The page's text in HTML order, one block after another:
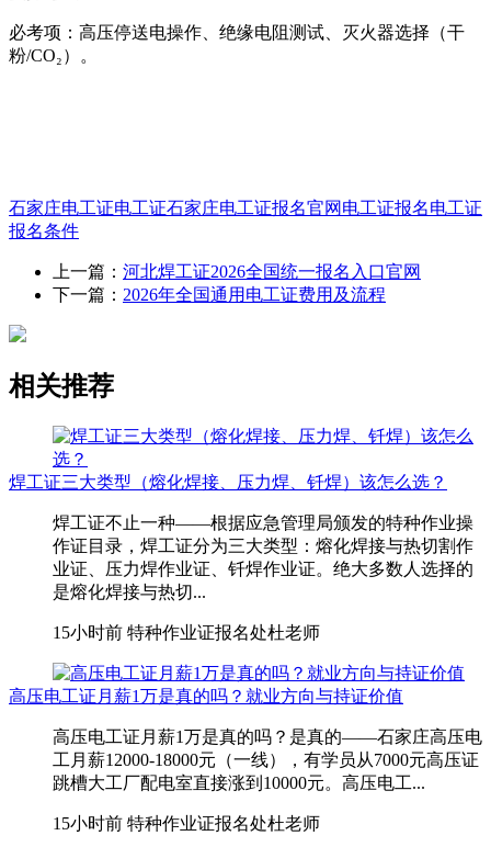
必考项：高压停送电操作、绝缘电阻测试、灭火器选择（干
粉/CO₂）。
石家庄电工证电工证石家庄电工证报名官网 电工证报名电工证
报名条件
上一篇： 河北焊工证2026全国统一报名入口官网
下一篇： 2026年全国通用电工证费用及流程
相关推荐
焊工证三大类型（熔化焊接、压力焊、钎焊）该怎么选？
焊工证不止一种——根据应急管理局颁发的特种作业操
作证目录，焊工证分为三大类型：熔化焊接与热切割作
业证、压力焊作业证、钎焊作业证。绝大多数人选择的
是熔化焊接与热切...
15小时前 特种作业证报名处杜老师
高压电工证月薪1万是真的吗？就业方向与持证价值
高压电工证月薪1万是真的吗？是真的——石家庄高压电
工月薪12000-18000元（一线），有学员从7000元高压证
跳槽大工厂配电室直接涨到10000元。高压电工...
15小时前 特种作业证报名处杜老师